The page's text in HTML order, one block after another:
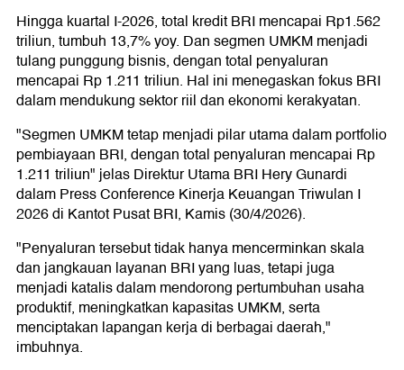
Hingga kuartal I-2026, total kredit BRI mencapai Rp1.562
triliun, tumbuh 13,7% yoy. Dan segmen UMKM menjadi
tulang punggung bisnis, dengan total penyaluran
mencapai Rp 1.211 triliun. Hal ini menegaskan fokus BRI
dalam mendukung sektor riil dan ekonomi kerakyatan.
"Segmen UMKM tetap menjadi pilar utama dalam portfolio
pembiayaan BRI, dengan total penyaluran mencapai Rp
1.211 triliun" jelas Direktur Utama BRI Hery Gunardi
dalam Press Conference Kinerja Keuangan Triwulan I
2026 di Kantot Pusat BRI, Kamis (30/4/2026).
"Penyaluran tersebut tidak hanya mencerminkan skala
dan jangkauan layanan BRI yang luas, tetapi juga
menjadi katalis dalam mendorong pertumbuhan usaha
produktif, meningkatkan kapasitas UMKM, serta
menciptakan lapangan kerja di berbagai daerah,"
imbuhnya.